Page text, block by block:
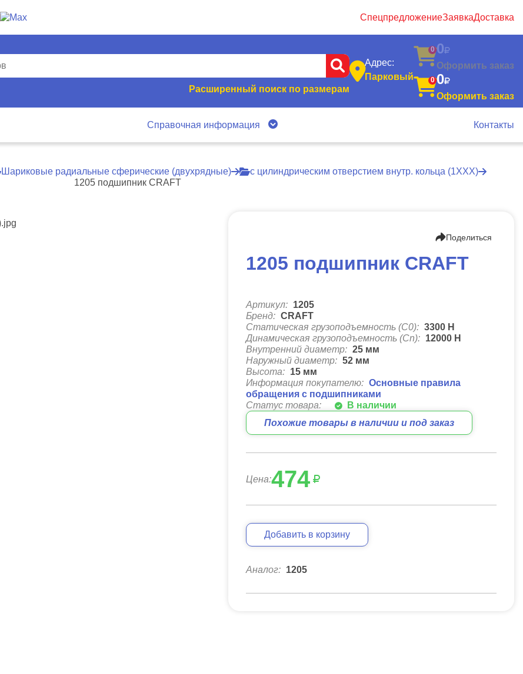
СпецпредложениеЗаявкаДоставка
Расширенный поиск по размерам
Адрес:
Парковый
0 0
Оформить заказ
0 0
Оформить заказ
Справочная информация Контакты
Шариковые радиальные сферические (двухрядные)
с цилиндрическим отверстием внутр. кольца (1ХХХ)
1205 подшипник CRAFT
Поделиться
1205 подшипник CRAFT
Артикул: 1205
Бренд: CRAFT
Статическая грузоподъемность (C0): 3300 Н
Динамическая грузоподъемность (Cn): 12000 Н
Внутренний диаметр: 25 мм
Наружный диаметр: 52 мм
Высота: 15 мм
Информация покупателю: Основные правила
обращения с подшипниками
Статус товара:
В наличии
Похожие товары в наличии и под заказ
Цена:474
Добавить в корзину
Аналог: 1205